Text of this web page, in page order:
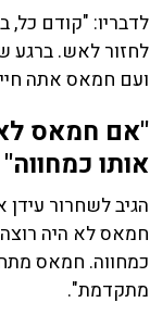
לדבריו: "קודם
לחזור לאש. ברגע
ועם חמאס אתה
"אם חמאס
אותו כמחווה"
הגיב לשחרור
חמאס לא היה
כמחווה. חמאס
מתקדמת".